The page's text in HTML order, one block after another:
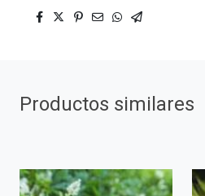
Productos similares